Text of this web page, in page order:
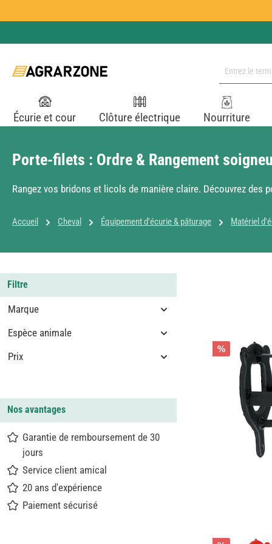
Écurie et cour Clôture électrique Nourriture
Porte-filets : Ordre & Rangement
Rangez vos bridons et licols de manière claire. Découvrez
Accueil Cheval Équipement d'écurie & pâturage Matériel
Filtre
Marque
Espèce animale
Prix
Nos avantages
Garantie de remboursement de 30
jours
Service client amical
20 ans d'expérience
Paiement sécurisé
%